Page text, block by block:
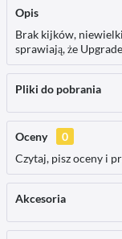
Opis
Brak kijków,
sprawiają, że
Pliki do pobrania
Oceny
0
Czytaj, pisz oceny i
Akcesoria